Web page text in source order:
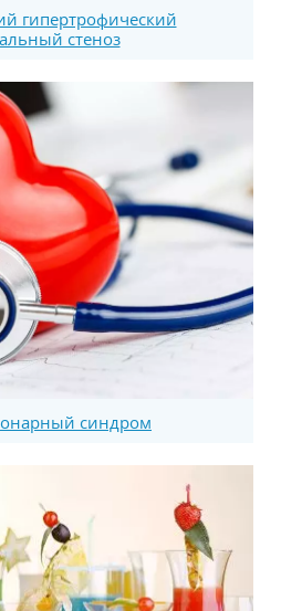
гипертрофический
стеноз
синдром